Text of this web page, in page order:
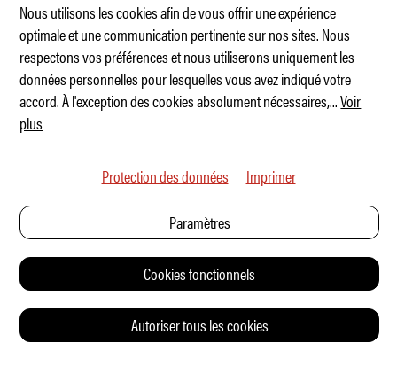
Jeep célèbre son 60e pèlerinage à Moab
Nous utilisons les cookies afin de vous offrir une expérience
optimale et une communication pertinente sur nos sites. Nous
respectons vos préférences et nous utiliserons uniquement les
données personnelles pour lesquelles vous avez indiqué votre
accord. À l'exception des cookies absolument nécessaires,...Voir
plus
Protection des données Imprimer
Paramètres
Cookies fonctionnels
Autoriser tous les cookies